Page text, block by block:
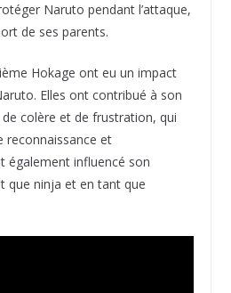
Naruto pendant l’attaque,
de ses parents.
Hokage ont eu un impact
Elles ont contribué à son
colère et de frustration, qui
reconnaissance et
également influencé son
que ninja et en tant que